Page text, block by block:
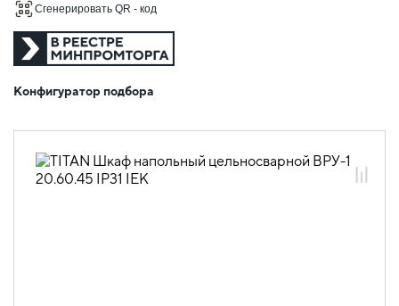
04.04.01 Шкафы металлические
04.04.01.01 Шкафы металлические
напольные сварные ВРУ
04.04.01.01.01 Шкафы металлические
Сгенерировать QR - код
Конфигуратор подбора